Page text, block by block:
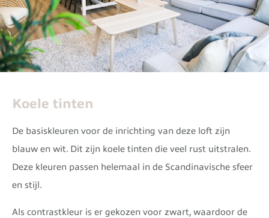
Koele tinten
De basiskleuren voor de inrichting van deze loft zijn
blauw en wit. Dit zijn koele tinten die veel rust uitstralen.
Deze kleuren passen helemaal in de Scandinavische sfeer
en stijl.
Als contrastkleur is er gekozen voor zwart, waardoor de